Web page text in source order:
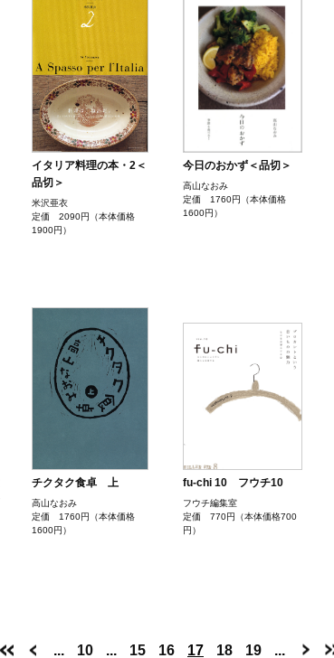
イタリア料理の本・2＜
品切＞
米沢亜衣
定価 2090円（本体価格
1900円）
今日のおかず＜品切＞
高山なおみ
定価 1760円（本体価格
1600円）
チクタク食卓 上
高山なおみ
定価 1760円（本体価格
1600円）
fu-chi 10 フウチ10
フウチ編集室
定価 770円（本体価格700
円）
... 10 ... 15 16 17 18 19 ...